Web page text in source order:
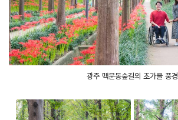
광주 맥문동숲길의 초가을 풍경